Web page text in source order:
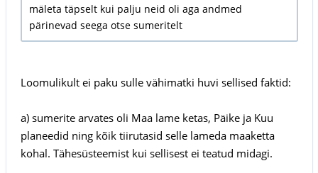
mäleta täpselt kui palju neid oli aga andmed
pärinevad seega otse sumeritelt
Loomulikult ei paku sulle vähimatki huvi sellised faktid:
a) sumerite arvates oli Maa lame ketas, Päike ja Kuu
planeedid ning kõik tiirutasid selle lameda maaketta
kohal. Tähesüsteemist kui sellisest ei teatud midagi.